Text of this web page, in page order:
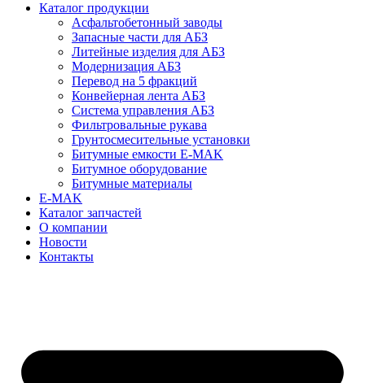
Каталог продукции
Асфальтобетонный заводы
Запасные части для АБЗ
Литейные изделия для АБЗ
Модернизация АБЗ
Перевод на 5 фракций
Конвейерная лента АБЗ
Система управления АБЗ
Фильтровальные рукава
Грунтосмесительные установки
Битумные емкости E-MAK
Битумное оборудование
Битумные материалы
E-MAK
Каталог запчастей
О компании
Новости
Контакты